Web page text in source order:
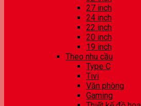
27 inch
24 inch
22 inch
20 inch
19 inch
Theo nhu cầu
Type C
Tivi
Văn phòng
Gaming